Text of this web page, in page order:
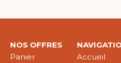
NOS OFFRES
Panier
Accueil